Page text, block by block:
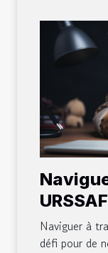
Naviguer à
défi pour de